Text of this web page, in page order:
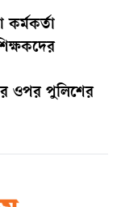
কর্মকর্তা
ওপর পুলিশের